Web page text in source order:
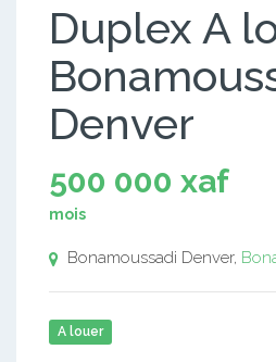
Duplex A
Denver
500 000 xaf
mois
Bonamoussadi Denver,
A louer